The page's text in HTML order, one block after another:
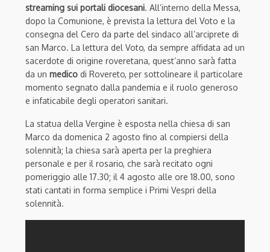
streaming sui portali diocesani. All’interno della Messa,
dopo la Comunione, è prevista la lettura del Voto e la
consegna del Cero da parte del sindaco all’arciprete di
san Marco. La lettura del Voto, da sempre affidata ad un
sacerdote di origine roveretana, quest’anno sarà fatta
da un medico di Rovereto, per sottolineare il particolare
momento segnato dalla pandemia e il ruolo generoso
e infaticabile degli operatori sanitari.
La statua della Vergine è esposta nella chiesa di san
Marco da domenica 2 agosto fino al compiersi della
solennità; la chiesa sarà aperta per la preghiera
personale e per il rosario, che sarà recitato ogni
pomeriggio alle 17.30; il 4 agosto alle ore 18.00, sono
stati cantati in forma semplice i Primi Vespri della
solennità.